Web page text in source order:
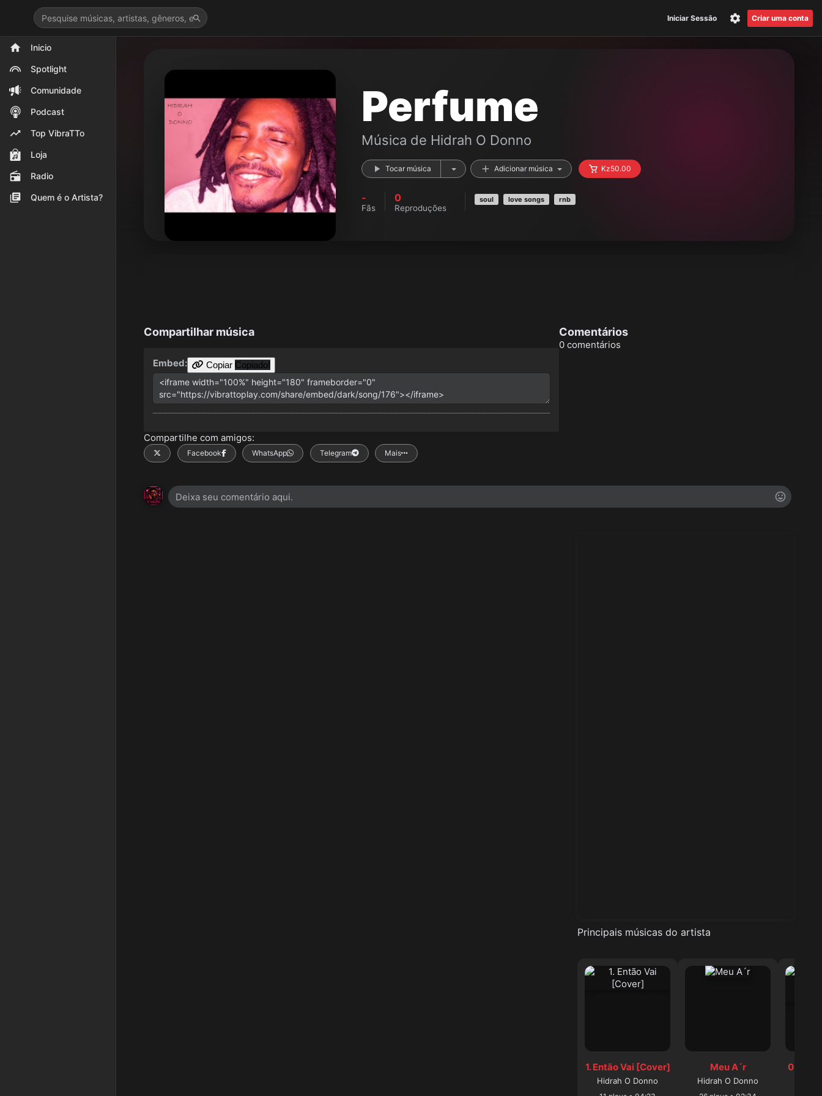
Criar uma conta
Iniciar Sessão
Inicio
Spotlight
Comunidade
Podcast
Top VibraTTo
Loja
Radio
Quem é o Artista?
Perfume
Música de Hidrah O Donno
Tocar música Adicionar música Kz50.00
-
Fãs
0
Reproduções
soul love songs rnb
Compartilhar música
Embed: Copiar Copiado!
Compartilhe com amigos:
Facebook WhatsApp Telegram Mais
Comentários
0 comentários
Principais músicas do artista
1. Então Vai [Cover]
Hidrah O Donno
Meu A´r
Hidrah O Donno
05. No